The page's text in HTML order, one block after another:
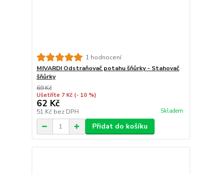
1 hodnocení
MIVARDI Odstraňovač potahu šňůrky - Stahovač
šňůrky
69 Kč
Ušetříte 7 Kč (- 10 %)
62 Kč
51 Kč bez DPH Skladem
Přidat do košíku